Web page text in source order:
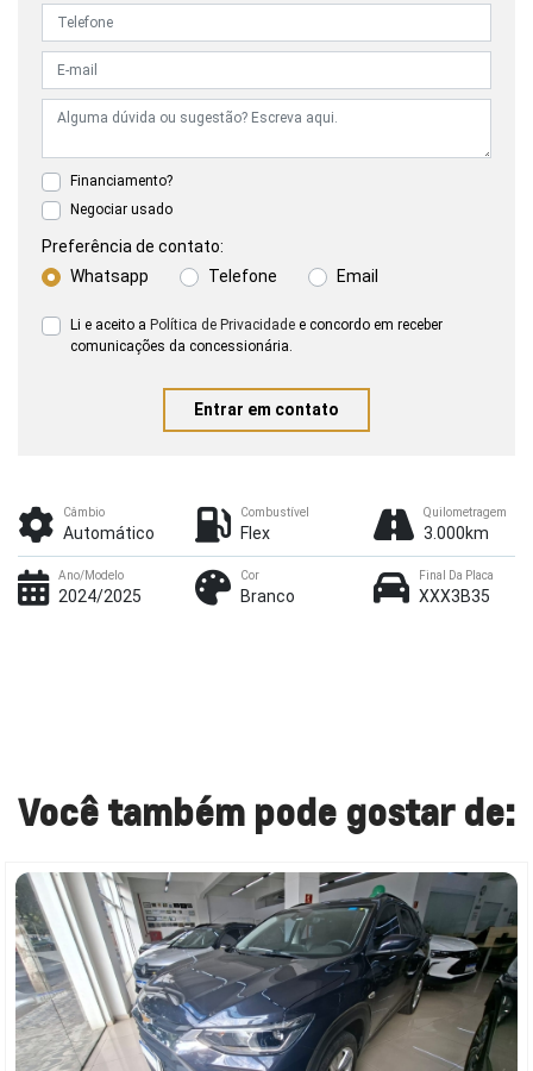
Financiamento?
Negociar usado
Preferência de contato:
Whatsapp
Telefone Email
Li e aceito a Política de Privacidade e concordo em receber
comunicações da concessionária.
Entrar em contato
Câmbio
Automático
Combustível
Flex
Quilometragem
3.000km
Ano/Modelo
2024/2025
Cor
Branco
Final Da Placa
XXX3B35
Você também pode gostar de: